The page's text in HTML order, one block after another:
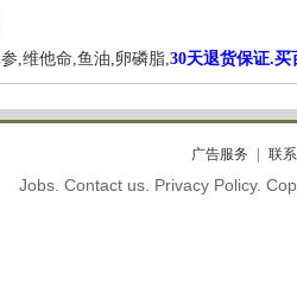
,维他命,鱼油,卵磷脂,30天退货保证.买
广告服务 联
Jobs. Contact us. Privacy Policy.